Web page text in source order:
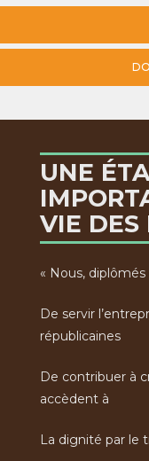
UNE
VIE DES
« Nous,
De servir
républicaines
De contribuer à
accèdent à
La dignité par le